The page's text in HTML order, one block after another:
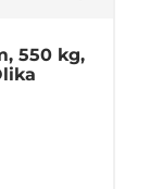
550 kg,